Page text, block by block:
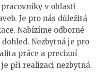
v oblasti
Je pro nás důležitá
Nabízíme odborné
Nezbytná je pro
práce a precizní
při realizaci nezbytná.